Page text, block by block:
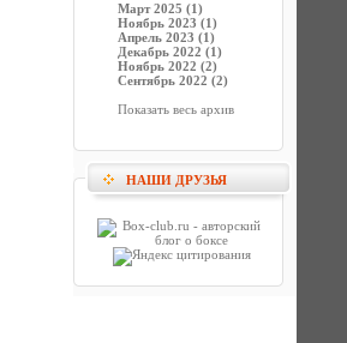
Март 2025 (1)
Ноябрь 2023 (1)
Апрель 2023 (1)
Декабрь 2022 (1)
Ноябрь 2022 (2)
Сентябрь 2022 (2)
Показать весь архив
НАШИ ДРУЗЬЯ